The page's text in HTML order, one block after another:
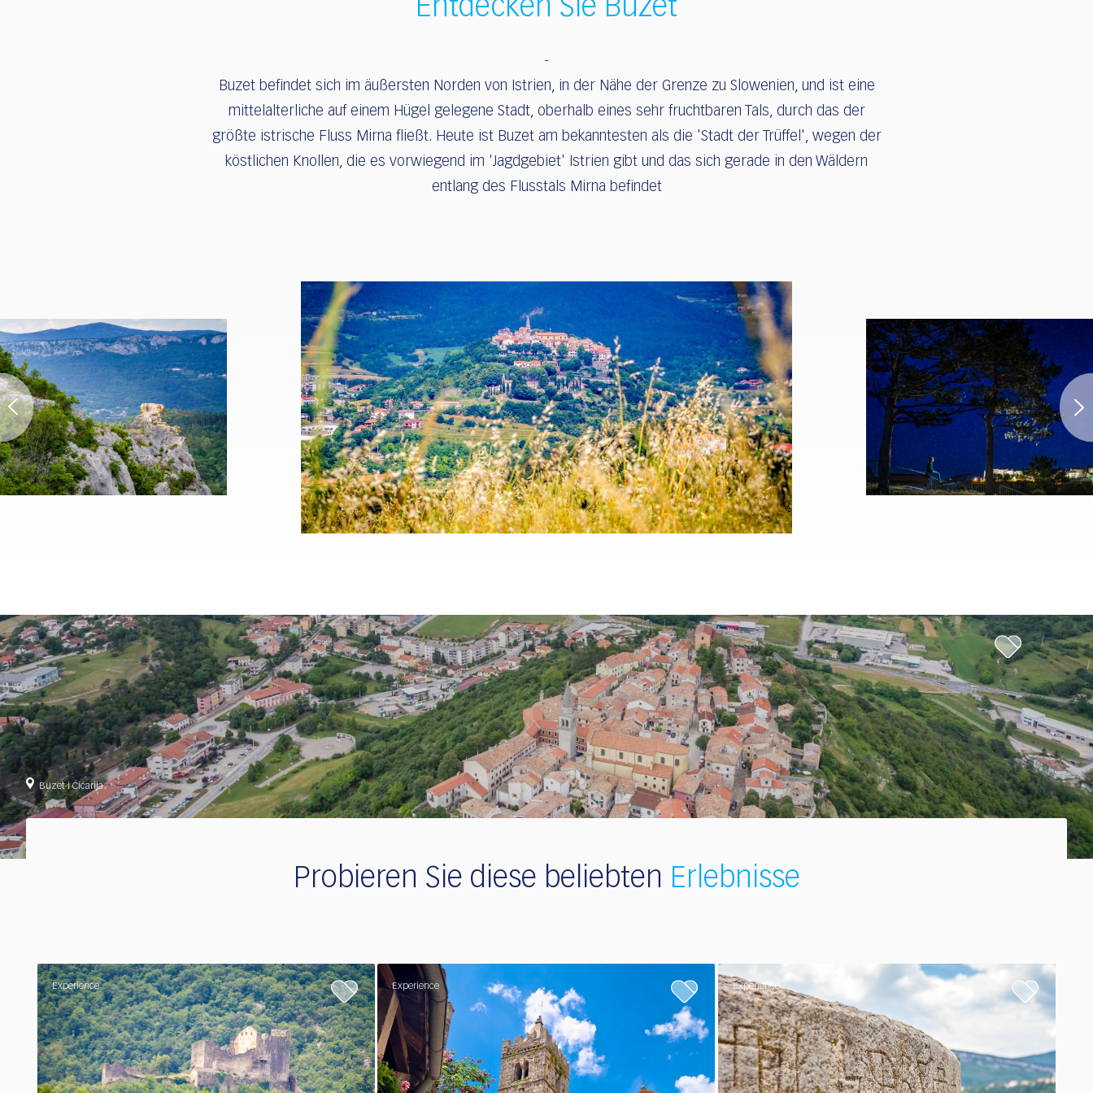
Entdecken Sie Buzet
Buzet befindet sich im äußersten Norden von Istrien, in der Nähe der Grenze zu Slowenien, und ist eine
mittelalterliche auf einem Hügel gelegene Stadt, oberhalb eines sehr fruchtbaren Tals, durch das der
größte istrische Fluss Mirna fließt. Heute ist Buzet am bekanntesten als die 'Stadt der Trüffel', wegen der
köstlichen Knollen, die es vorwiegend im 'Jagdgebiet' Istrien gibt und das sich gerade in den Wäldern
entlang des Flusstals Mirna befindet
Buzet i Ćićarija
Probieren Sie diese beliebten Erlebnisse
Experience Experience Experience